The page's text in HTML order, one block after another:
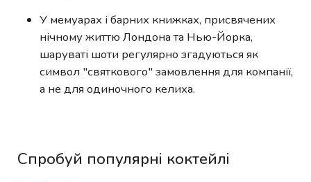
У мемуарах і барних книжках, присвячених
нічному життю Лондона та Нью-Йорка,
шаруваті шоти регулярно згадуються як
символ "святкового" замовлення для компанії,
а не для одиночного келиха.
Спробуй популярні коктейлі